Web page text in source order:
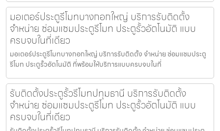
มอเตอร์ประตูรีโมทบางกอกใหญ่ บริการรับติดตั้ง
จำหน่าย ซ่อมแซมประตูรีโมท ประตูรั้วอัตโนมัติ แบบ
ครบจบในที่เดียว
มอเตอร์ประตูรีโมทบางกอกใหญ่ บริการรับติดตั้ง จำหน่าย ซ่อมแซมประตู
รีโมท ประตูรั้วอัตโนมัติ ที่พร้อมให้บริการแบบครบจบในที่
รับติดตั้งประตูรั้วรีโมทปทุมธานี บริการรับติดตั้ง
จำหน่าย ซ่อมแซมประตูรีโมท ประตูรั้วอัตโนมัติ แบบ
ครบจบในที่เดียว